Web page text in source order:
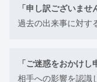
「申し訳ございませ
過去の出来事に対す
「ご迷惑をおかけし
相手への影響を認識